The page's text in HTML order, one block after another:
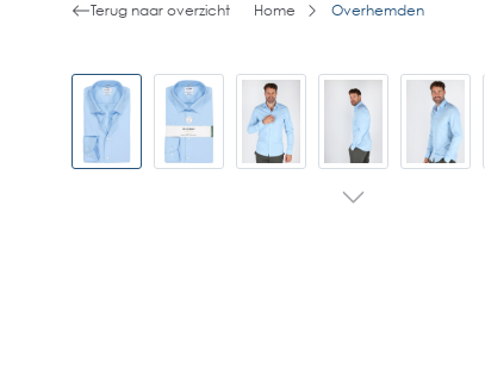
Terug naar overzicht Home Overhemden